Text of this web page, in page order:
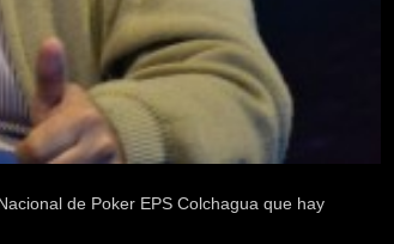
de Poker EPS Colchagua que hay